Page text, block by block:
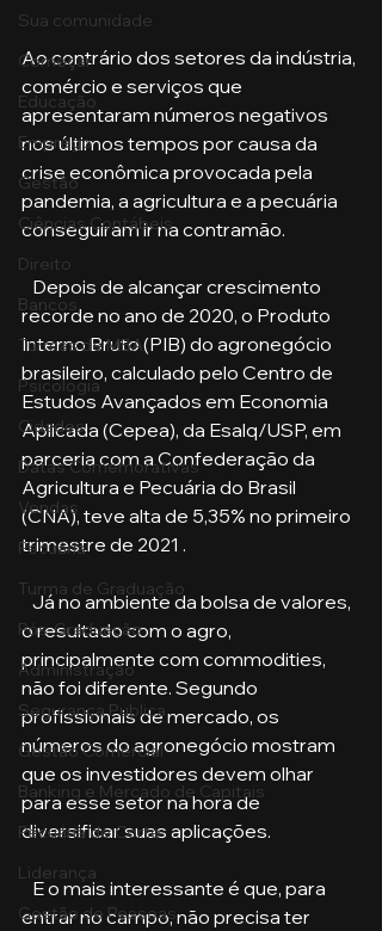
Sua comunidade
Começar
Educação
Emprego
Gestão
Ciências Contábeis
Direito
Bancos
Turmas de MBA
Psicologia
Cidades
Datas Comemorativas
Vendas
Pecuária
Turma de Graduação
Pós-Graduação
Administração
Segurança Publica
Gestão Comercial
Banking e Mercado de Capitais
Pecuária de Corte
Liderança
Gestão de Pessoas
Ao contrário dos setores da indústria,
comércio e serviços que
apresentaram números negativos
nos últimos tempos por causa da
crise econômica provocada pela
pandemia, a agricultura e a pecuária
conseguiram ir na contramão.
recorde no ano de 2020, o Produto
Interno Bruto (PIB) do agronegócio
brasileiro, calculado pelo Centro de
Estudos Avançados em Economia
Aplicada (Cepea), da Esalq/USP, em
parceria com a Confederação da
Agricultura e Pecuária do Brasil
(CNA), teve alta de 5,35% no primeiro
trimestre de 2021 .
   Já no ambiente da bolsa de valores,
o resultado com o agro,
principalmente com commodities,
não foi diferente. Segundo
profissionais de mercado, os
números do agronegócio mostram
que os investidores devem olhar
para esse setor na hora de
diversificar suas aplicações.
entrar no campo, não precisa ter